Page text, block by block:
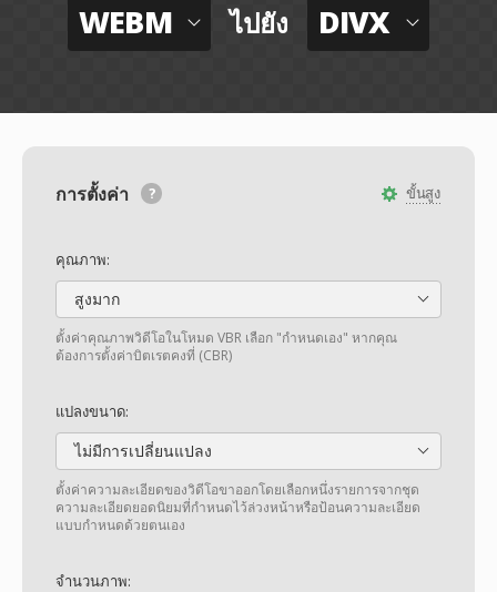
WEBM ไปยัง DIVX
ขั้นสูง
การตั้งค่า
คุณภาพ:
สูงมาก
ตั้งค่าคุณภาพวิดีโอในโหมด VBR เลือก "กำหนดเอง" หากคุณ
ต้องการตั้งค่าบิตเรตคงที่ (CBR)
แปลงขนาด:
ไม่มีการเปลี่ยนแปลง
ตั้งค่าความละเอียดของวิดีโอขาออกโดยเลือกหนึ่งรายการจากชุด
ความละเอียดยอดนิยมที่กำหนดไว้ล่วงหน้าหรือป้อนความละเอียด
แบบกำหนดด้วยตนเอง
จำนวนภาพ: